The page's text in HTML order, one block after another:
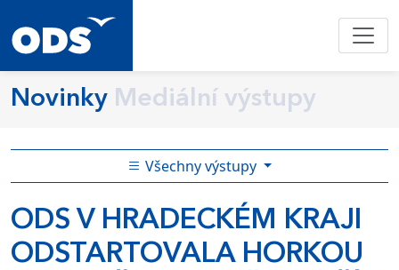
Novinky Mediální výstupy
Všechny výstupy
ODS V HRADECKÉM KRAJI
ODSTARTOVALA HORKOU